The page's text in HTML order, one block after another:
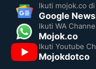
Ikuti mojok.co di
Google News
Ikuti WA
Mojok.co
Ikuti Youtube
Mojokdotco